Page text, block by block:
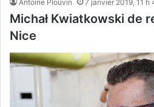
Antoine Plouvin 7 janvier 2019, 11 h
Michał Kwiatkowski de
Nice